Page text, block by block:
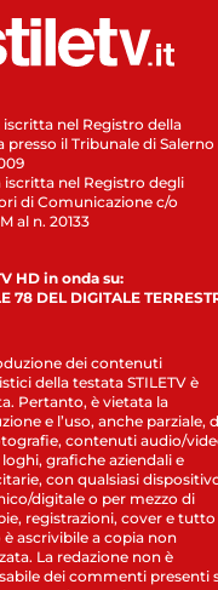
iscritta nel Registro della
presso il Tribunale di Salerno
iscritta nel Registro degli
di Comunicazione c/o
al n. 20133
HD in onda su:
78 DEL DIGITALE
dei contenuti
della testata STILETV è
Pertanto, è vietata la
e l’uso, anche parziale,
contenuti audio/
grafiche aziendali e
con qualsiasi
digitale o per mezzo di
registrazioni, cover e tutto
ascrivibile a copia non
La redazione non è
dei commenti presenti